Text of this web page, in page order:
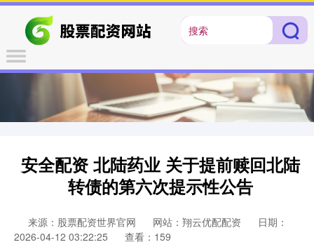
安全配资 北陆药业 关于提前赎回北陆
转债的第六次提示性公告
来源：股票配资世界官网 网站：翔云优配配资
日期：
2026-04-12 03:22:25
查看：159